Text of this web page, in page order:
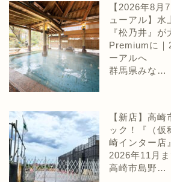
【2026年8月
ューアル】水
『松乃井』
Premiumに｜
ーアルへ
群馬県みな…
【新店】高
ック！『（仮
崎インター店
2026年11月
高崎市島野…